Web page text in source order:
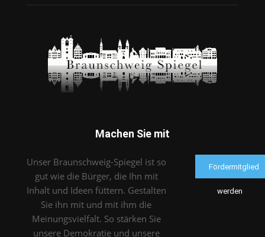
Machen Sie mit
Unser Braunschweig-Spiegel ist so
gut wie die Bürger, die Ihn mit
Inhalt und Ideen füttern. Gestalten
Sie ihn mit und mit ihm die
Meinungsvielfalt. So stärken Sie
unsere Demokratie und unsere
Fördermitglied
werden